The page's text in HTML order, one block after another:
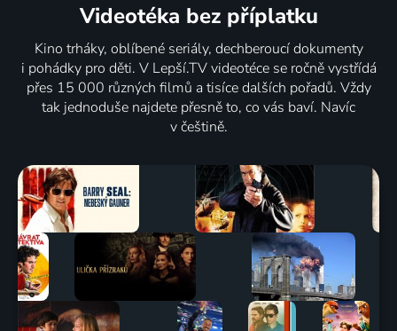
Videotéka bez příplatku
Kino trháky, oblíbené seriály, dechberoucí dokumenty
i pohádky pro děti. V Lepší.TV videotéce se ročně vystřídá
přes 15 000 různých filmů a tisíce dalších pořadů. Vždy
tak jednoduše najdete přesně to, co vás baví. Navíc
v češtině.